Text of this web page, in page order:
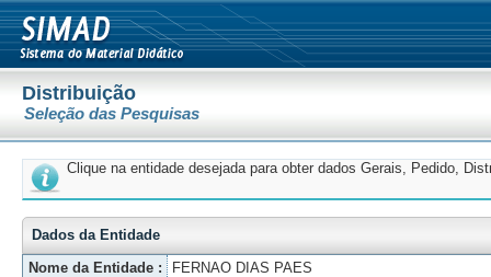
Distribuição
Seleção das Pesquisas
Clique na entidade desejada para obter dados Gerais, Pedido,
Dados da Entidade
Nome da Entidade :
FERNAO DIAS PAES